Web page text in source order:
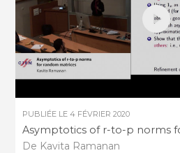
PUBLIÉE LE4 FÉVRIER 2020
Asymptotics of r-to-p norms
De Kavita Ramanan